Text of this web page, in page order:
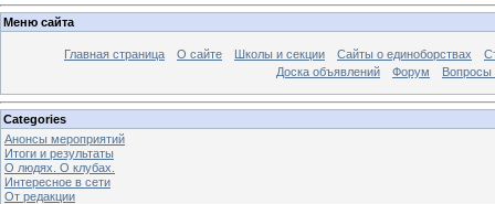
Меню сайта
Главная страница О сайте Школы и секции Сайты о единоборствах
Доска объявлений
Форум Вопросы
Categories
Анонсы мероприятий
Итоги и результаты
О людях. О клубах.
Интересное в сети
От редакции